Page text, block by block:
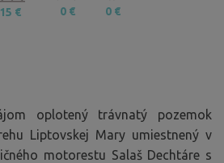
15 € 0 € 0 €
oplotený trávnatý pozemok
Liptovskej Mary umiestnený v
motorestu Salaš Dechtáre s